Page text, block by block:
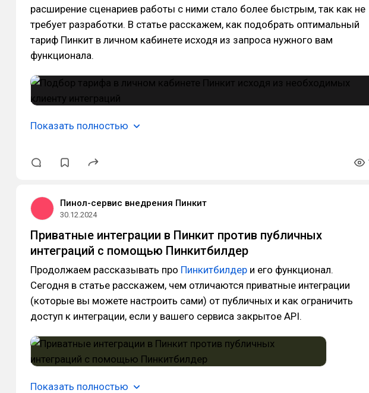
расширение сценариев работы с ними стало более быстрым, так как не
требует разработки. В статье расскажем, как подобрать оптимальный
тариф Пинкит в личном кабинете исходя из запроса нужного вам
функционала.
Показать полностью
Пинол-сервис внедрения Пинкит
30.12.2024
Приватные интеграции в Пинкит против публичных
интеграций с помощью Пинкитбилдер
Продолжаем рассказывать про Пинкитбилдер и его функционал.
Сегодня в статье расскажем, чем отличаются приватные интеграции
(которые вы можете настроить сами) от публичных и как ограничить
доступ к интеграции, если у вашего сервиса закрытое API.
Показать полностью